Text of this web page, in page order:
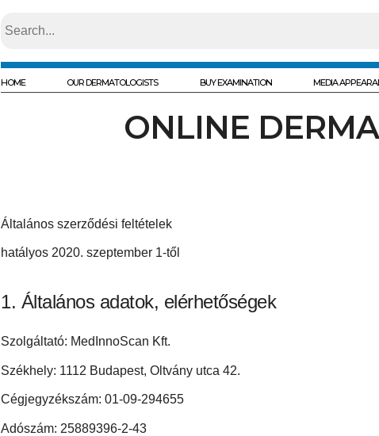
HOME OUR DERMATOLOGISTS BUY EXAMINATION MEDIA
ONLINE
Általános szerződési feltételek
hatályos 2020. szeptember 1-től
Általános adatok, elérhetőségek
Szolgáltató: MedInnoScan Kft.
Székhely: 1112 Budapest, Oltvány utca 42.
Cégjegyzékszám: 01-09-294655
Adószám: 25889396-2-43